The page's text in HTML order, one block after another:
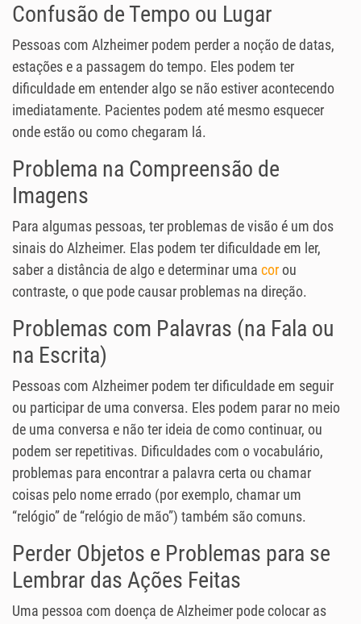
Confusão de Tempo ou Lugar
Pessoas com Alzheimer podem perder a noção de datas,
estações e a passagem do tempo. Eles podem ter
dificuldade em entender algo se não estiver acontecendo
imediatamente. Pacientes podem até mesmo esquecer
onde estão ou como chegaram lá.
Problema na Compreensão de
Imagens
Para algumas pessoas, ter problemas de visão é um dos
sinais do Alzheimer. Elas podem ter dificuldade em ler,
saber a distância de algo e determinar uma corou
contraste, o que pode causar problemas na direção.
Problemas com Palavras (na Fala ou
na Escrita)
Pessoas com Alzheimer podem ter dificuldade em seguir
ou participar de uma conversa. Eles podem parar no meio
de uma conversa e não ter ideia de como continuar, ou
podem ser repetitivas. Dificuldades com o vocabulário,
problemas para encontrar a palavra certa ou chamar
coisas pelo nome errado (por exemplo, chamar um
“relógio” de “relógio de mão”) também são comuns.
Perder Objetos e Problemas para se
Lembrar das Ações Feitas
Uma pessoa com doença de Alzheimer pode colocar as